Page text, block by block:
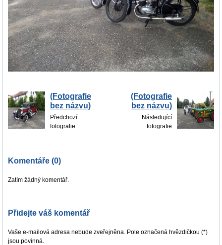
(Fotografie
bez názvu)
Předchozí
fotografie
(Fotografie
bez názvu)
Následující
fotografie
Komentáře (0)
Zatím žádný komentář.
Přidejte váš komentář
Vaše e-mailová adresa nebude zveřejněna. Pole označená hvězdičkou (*)
jsou povinná.